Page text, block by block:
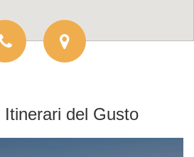
Itinerari del Gusto